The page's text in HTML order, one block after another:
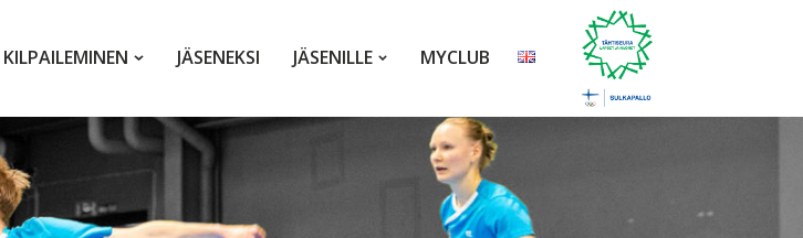
KILPAILEMINEN JÄSENEKSI JÄSENILLE MYCLUB